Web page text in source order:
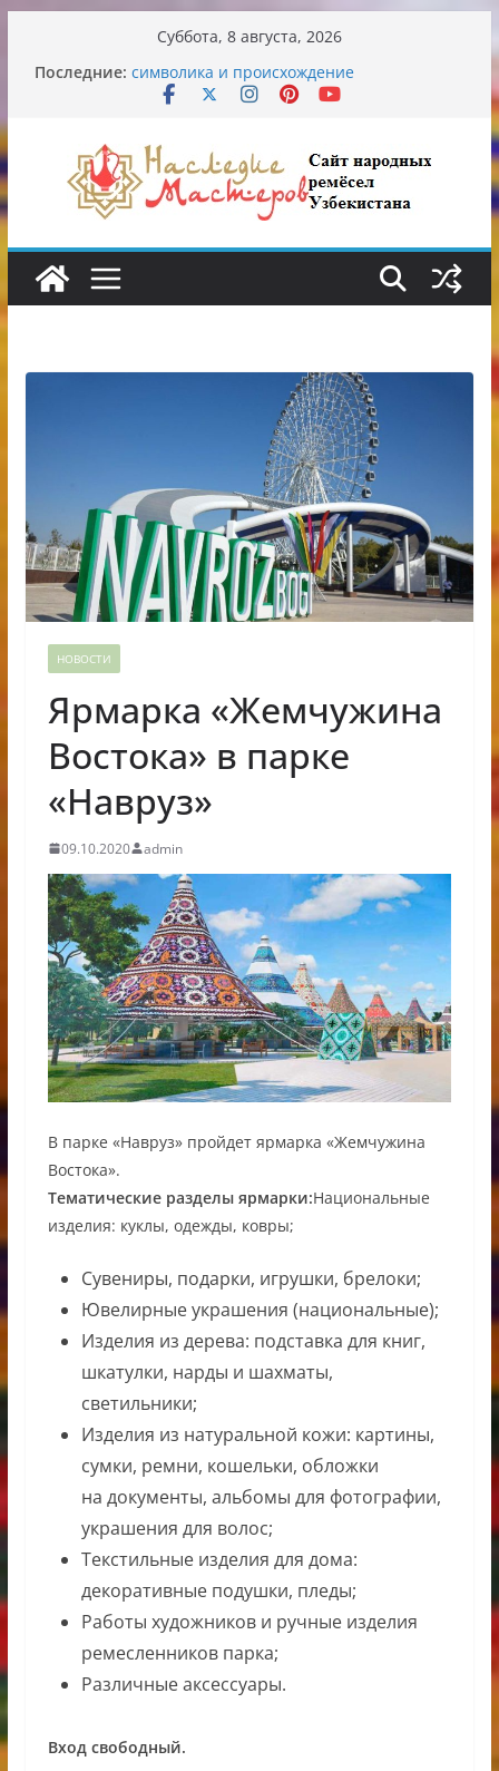
содержимому
Суббота, 8 августа, 2026
Последние: Узбекские традиционные узоры:
символика и происхождение
Опасная диета Алины Загитовой
От знахарей до университетских клиник
Обрушение на одном из ключевых
перекрёстков Ташкента: перекрыт
путепровод на Буюк Ипак Йули
НОВОСТИ
Ярмарка «Жемчужина
Востока» в парке
«Навруз»
09.10.2020 admin
В парке «Навруз» пройдет ярмарка «Жемчужина
Востока».
Тематические разделы ярмарки:Национальные
изделия: куклы, одежды, ковры;
Сувениры, подарки, игрушки, брелоки;
Ювелирные украшения (национальные);
Изделия из дерева: подставка для книг,
шкатулки, нарды и шахматы,
светильники;
Изделия из натуральной кожи: картины,
сумки, ремни, кошельки, обложки
на документы, альбомы для фотографии,
украшения для волос;
Текстильные изделия для дома:
декоративные подушки, пледы;
Работы художников и ручные изделия
ремесленников парка;
Различные аксессуары.
Вход свободный.